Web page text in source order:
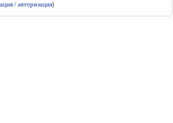
/ авторизация)